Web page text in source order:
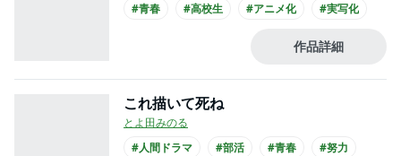
#青春
#高校生 #アニメ化
#実写化
作品詳細
これ描いて死ね
とよ田みのる
#人間ドラマ
#部活 #青春
#努力